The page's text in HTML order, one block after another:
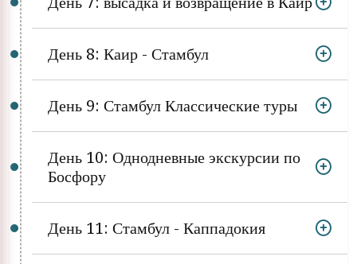
День 8: Каир - Стамбул
День 9: Стамбул Классические туры
День 10: Однодневные экскурсии по
Босфору
День 11: Стамбул - Каппадокия